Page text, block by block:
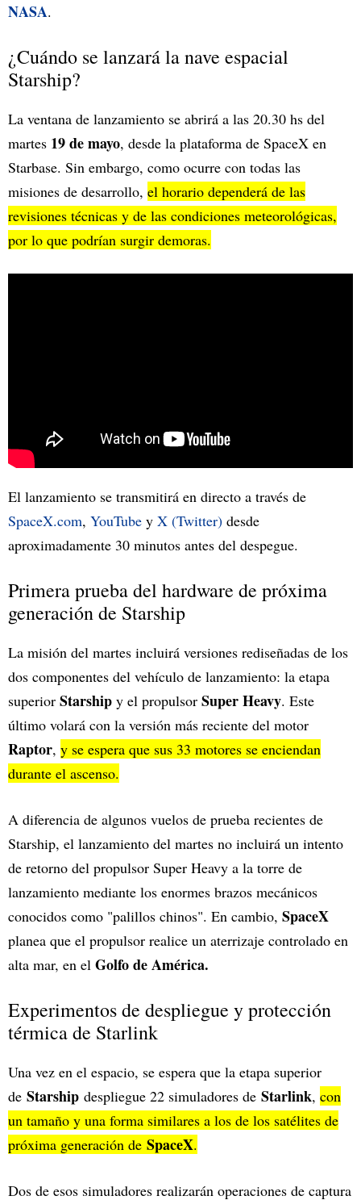
NASA.
¿Cuándo se lanzará la nave espacial
Starship?
La ventana de lanzamiento se abrirá a las 20.30 hs del
martes 19 de mayo, desde la plataforma de SpaceX en
Starbase. Sin embargo, como ocurre con todas las
misiones de desarrollo, el horario dependerá de las
revisiones técnicas y de las condiciones meteorológicas,
por lo que podrían surgir demoras.
El lanzamiento se transmitirá en directo a través de
SpaceX.com, YouTube y X (Twitter) desde
aproximadamente 30 minutos antes del despegue.
Primera prueba del hardware de próxima
generación de Starship
La misión del martes incluirá versiones rediseñadas de los
dos componentes del vehículo de lanzamiento: la etapa
superior Starship y el propulsor Super Heavy. Este
último volará con la versión más reciente del motor
Raptor, y se espera que sus 33 motores se enciendan
durante el ascenso.
A diferencia de algunos vuelos de prueba recientes de
Starship, el lanzamiento del martes no incluirá un intento
de retorno del propulsor Super Heavy a la torre de
lanzamiento mediante los enormes brazos mecánicos
conocidos como "palillos chinos". En cambio, SpaceX
planea que el propulsor realice un aterrizaje controlado en
alta mar, en el Golfo de América.
Experimentos de despliegue y protección
térmica de Starlink
Una vez en el espacio, se espera que la etapa superior
de Starship despliegue 22 simuladores de Starlink, con
un tamaño y una forma similares a los de los satélites de
próxima generación de SpaceX.
Dos de esos simuladores realizarán operaciones de captura